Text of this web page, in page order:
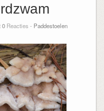
0 Reacties - Paddestoelen